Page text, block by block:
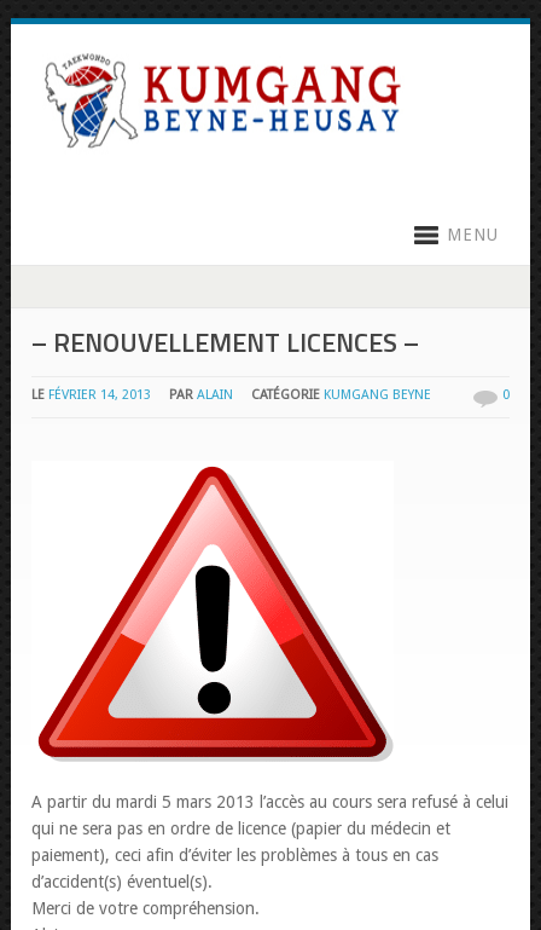
MENU
– RENOUVELLEMENT LICENCES –
LE FÉVRIER 14, 2013 PAR ALAIN CATÉGORIE KUMGANG BEYNE 0
A partir du mardi 5 mars 2013 l’accès au cours sera refusé à celui
qui ne sera pas en ordre de licence (papier du médecin et
paiement), ceci afin d’éviter les problèmes à tous en cas
d’accident(s) éventuel(s).
Merci de votre compréhension.